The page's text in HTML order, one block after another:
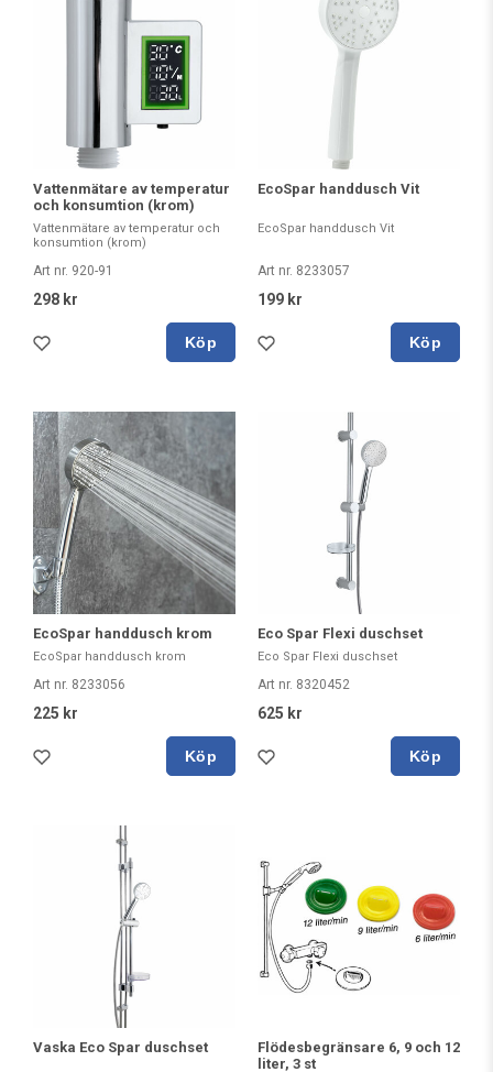
Vattenmätare av temperatur
och konsumtion (krom)
Vattenmätare av temperatur och
konsumtion (krom)
Art nr. 920-91
298 kr
Köp
EcoSpar handdusch Vit
EcoSpar handdusch Vit
Art nr. 8233057
199 kr
Köp
EcoSpar handdusch krom
EcoSpar handdusch krom
Art nr. 8233056
225 kr
Köp
Eco Spar Flexi duschset
Eco Spar Flexi duschset
Art nr. 8320452
625 kr
Köp
Vaska Eco Spar duschset
Flödesbegränsare 6, 9 och 12
liter, 3 st